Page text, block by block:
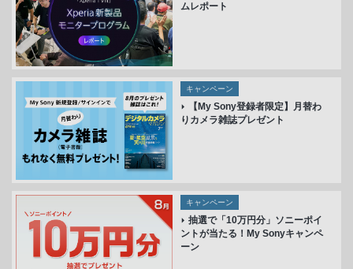
ムレポート
キャンペーン
【My Sony登録者限定】月替わ
りカメラ雑誌プレゼント
キャンペーン
抽選で「10万円分」ソニーポイ
ントが当たる！My Sonyキャンペ
ーン